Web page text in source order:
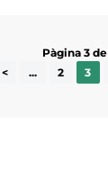
Pàgina 3 de
< ... 2 3